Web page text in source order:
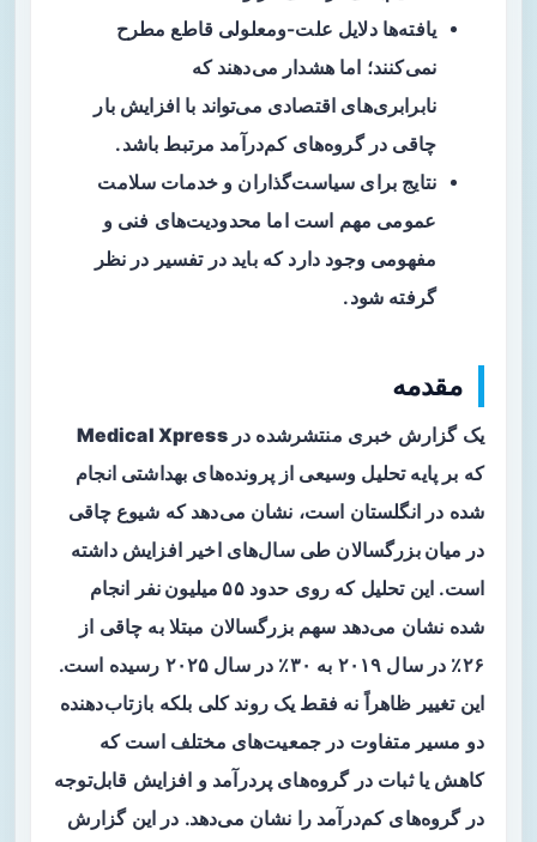
یافته‌ها دلایل علت-ومعلولی قاطع مطرح
نمی‌کنند؛ اما هشدار می‌دهند که
نابرابری‌های اقتصادی می‌تواند با افزایش بار
چاقی در گروه‌های کم‌درآمد مرتبط باشد.
نتایج برای سیاست‌گذاران و خدمات سلامت
عمومی مهم است اما محدودیت‌های فنی و
مفهومی وجود دارد که باید در تفسیر در نظر
گرفته شود.
مقدمه
یک گزارش خبری منتشرشده درMedical Xpress
که بر پایه تحلیل وسیعی از پرونده‌های بهداشتی انجام
شده در انگلستان است، نشان می‌دهد که شیوع چاقی
در میان بزرگسالان طی سال‌های اخیر افزایش داشته
است. این تحلیل که روی حدود۵۵ میلیون نفر
انجام
شده نشان می‌دهد سهم بزرگسالان مبتلا به چاقی از
۲۶٪ در سال ۲۰۱۹ به ۳۰٪ در سال ۲۰۲۵ رسیده است.
این تغییر ظاهراً نه فقط یک روند کلی بلکه بازتاب‌دهنده
دو مسیر متفاوت در جمعیت‌های مختلف است که
کاهش یا ثبات در گروه‌های پردرآمد و افزایش قابل‌توجه
در گروه‌های کم‌درآمد را نشان می‌دهد. در این گزارش